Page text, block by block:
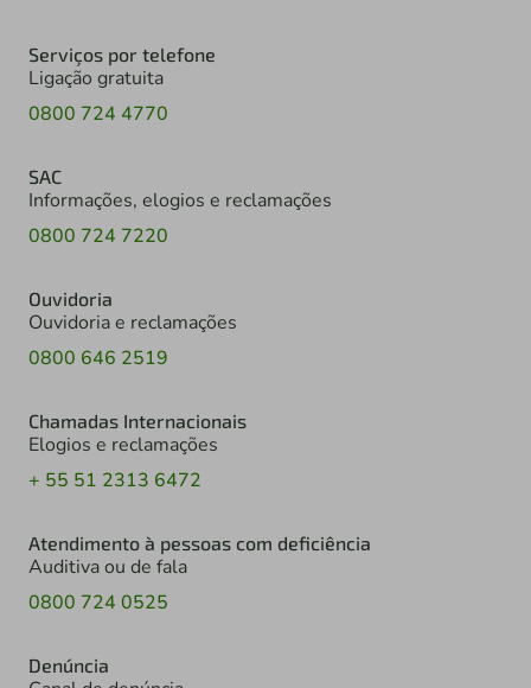
Serviços por telefone
Ligação gratuita
0800 724 4770
SAC
Informações, elogios e reclamações
0800 724 7220
Ouvidoria
Ouvidoria e reclamações
0800 646 2519
Chamadas Internacionais
Elogios e reclamações
+ 55 51 2313 6472
Atendimento à pessoas com deficiência
Auditiva ou de fala
0800 724 0525
Denúncia